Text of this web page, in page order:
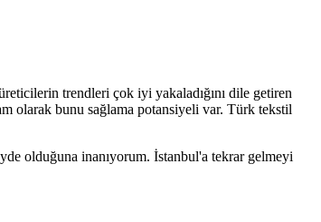
trendleri çok iyi yakaladığını dile getiren
olarak bunu sağlama potansiyeli var. Türk tekstil
olduğuna inanıyorum. İstanbul'a tekrar gelmeyi